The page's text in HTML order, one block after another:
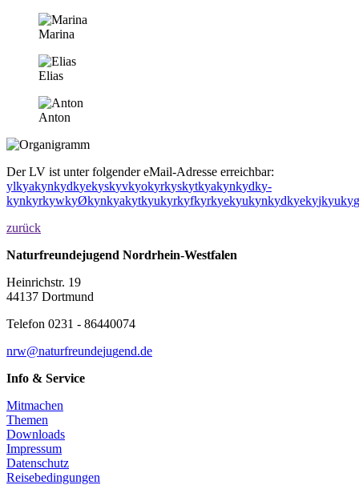
Marina
Elias
Anton
Der LV ist unter folgender eMail-Adresse erreichbar:
ylkyakynkydkyekyskyvkyokyrkyskytkyakynkydky-
kynkyrkywkyØkynkyakytkyukyrkyfkyrkyekyukynkydkyekyjkyukyg
zurück
Naturfreundejugend Nordrhein-Westfalen
Heinrichstr. 19
44137 Dortmund
Telefon 0231 - 86440074
nrw@naturfreundejugend.de
Info & Service
Mitmachen
Themen
Downloads
Impressum
Datenschutz
Reisebedingungen